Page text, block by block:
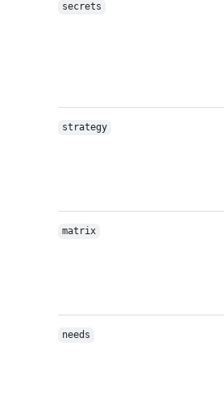
secrets
strategy
matrix
needs